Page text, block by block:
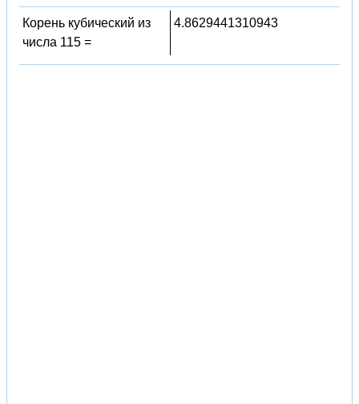
Корень кубический из
числа 115 =
4.8629441310943